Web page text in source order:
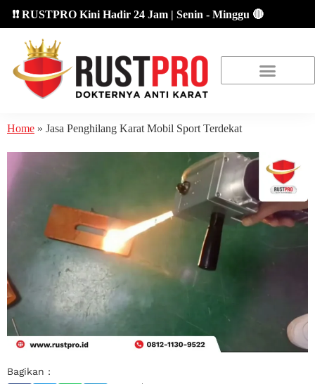
RUSTPRO Kini Hadir 24 Jam | Senin - Minggu 🔴
Home » Jasa Penghilang Karat Mobil Sport Terdekat
Bagikan :